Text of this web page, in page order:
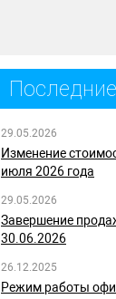
29.05.2026
Изменение
июля 2026 года
29.05.2026
Завершение
30.06.2026
26.12.2025
Режим работы